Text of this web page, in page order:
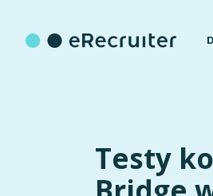
Testy